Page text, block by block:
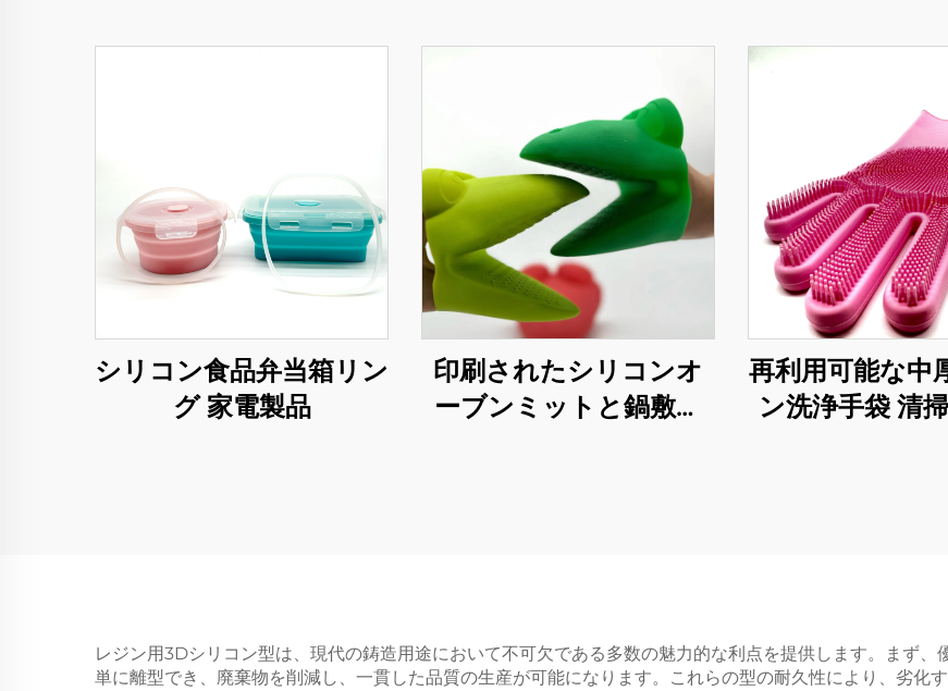
シリコン食品弁当箱リン
グ 家電製品
印刷されたシリコンオ
ーブンミットと鍋敷き
再利用可能な中
ン洗浄手袋 清
レジン用3Dシリコン型は、現代の鋳造用途において不可欠である多数の魅力的な利点を提供します。まず
単に離型でき、廃棄物を削減し、一貫した品質の生産が可能になります。これらの型の耐久性により、劣化